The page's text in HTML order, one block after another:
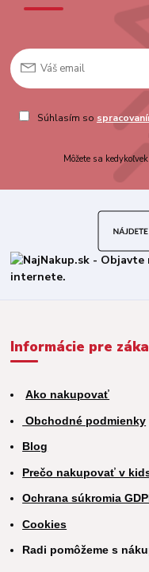
Súhlasím so
Môžete sa
Informácie pre
Ako nakupovať
Obchodné podmienky
Blog
Prečo nakupovať v
Ochrana súkromia
Cookies
Radi pomôžeme s